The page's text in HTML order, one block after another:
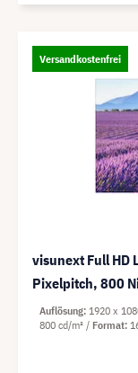
Versandkostenfrei
visunext Full HD
Pixelpitch, 800
Auflösung 1920 x
800 cd/m²
Format